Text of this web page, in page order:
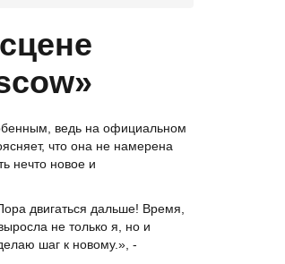
ведь на официальном
что она не намерена
нечто новое и
двигаться дальше! Время,
не только я, но и
шаг к новому.», -